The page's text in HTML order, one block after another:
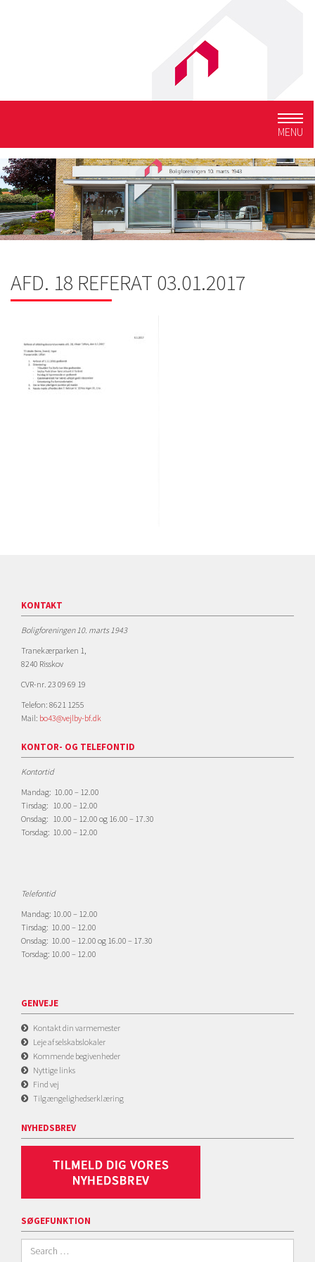
MENU
AFD. 18 REFERAT 03.01.2017
KONTAKT
Boligforeningen 10. marts 1943
Tranekærparken 1,
8240 Risskov
CVR-nr. 23 09 69 19
Telefon: 8621 1255
Mail: bo43@vejlby-bf.dk
KONTOR- OG TELEFONTID
Kontortid
Mandag: 10.00 – 12.00
Tirsdag: 10.00 – 12.00
Onsdag: 10.00 – 12.00 og 16.00 – 17.30
Torsdag: 10.00 – 12.00
Telefontid
Mandag: 10.00 – 12.00
Tirsdag: 10.00 – 12.00
Onsdag: 10.00 – 12.00 og 16.00 – 17.30
Torsdag: 10.00 – 12.00
GENVEJE
Kontakt din varmemester
Leje af selskabslokaler
Kommende begivenheder
Nyttige links
Find vej
Tilgængelighedserklæring
NYHEDSBREV
SØGEFUNKTION